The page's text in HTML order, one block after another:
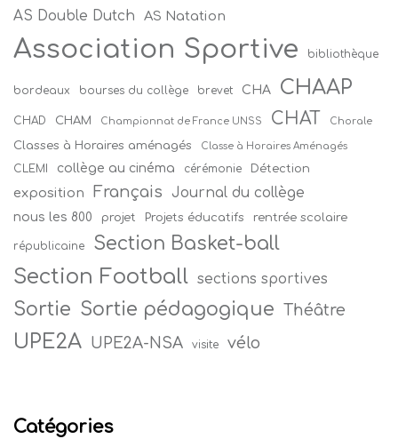
AS Double Dutch AS Natation
Association Sportive bibliothèque
bordeaux bourses du collège brevet CHA CHAAP
CHAD CHAM Championnat de France UNSS CHAT Chorale
Classes à Horaires aménagés Classe à Horaires Aménagés
CLEMI collège au cinéma cérémonie Détection
exposition Français Journal du collège
nous les 800 projet Projets éducatifs rentrée scolaire
républicaine Section Basket-ball
Section Football sections sportives
Sortie Sortie pédagogique Théâtre
UPE2A UPE2A-NSA visite vélo
Catégories